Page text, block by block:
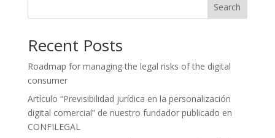
Search
Recent Posts
Roadmap for managing the legal risks of the digital
consumer
Artículo “Previsibilidad jurídica en la personalización
digital comercial” de nuestro fundador publicado en
CONFILEGAL